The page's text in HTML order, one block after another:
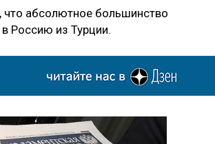
что абсолютное большинство
Россию из Турции.